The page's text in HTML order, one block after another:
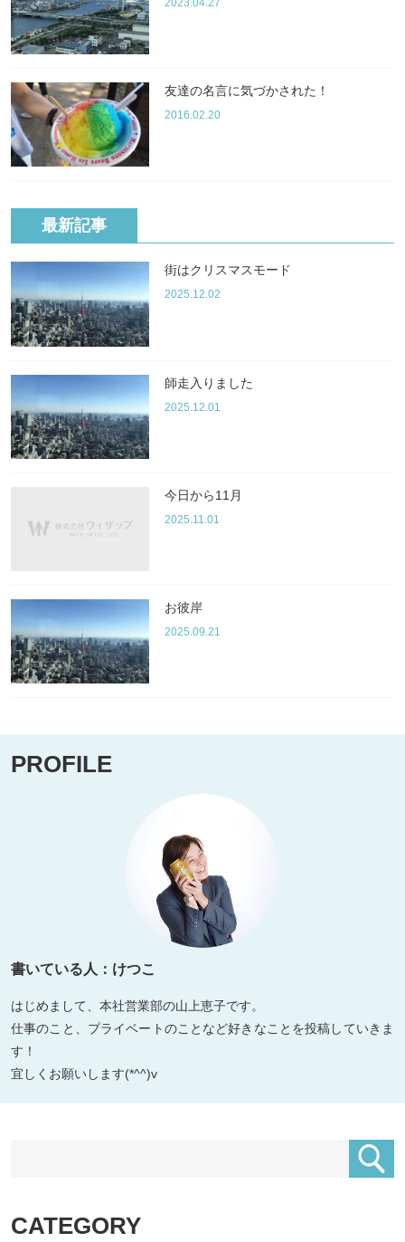
友達の名言に気づかされた！
2016.02.20
最新記事
街はクリスマスモード
2025.12.02
師走入りました
2025.12.01
今日から11月
2025.11.01
お彼岸
2025.09.21
PROFILE
書いている人：けつこ
はじめまして、本社営業部の山上恵子です。
仕事のこと、プライベートのことなど好きなことを投稿していきま
す！
宜しくお願いします(*^^)v
CATEGORY